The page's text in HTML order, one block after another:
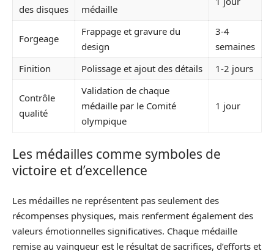
des disques
médaille
Forgeage
Frappage et gravure du
design
3-4
semaines
Finition
Polissage et ajout des détails 1-2 jours
Contrôle
qualité
Validation de chaque
médaille par le Comité
olympique
1 jour
Les médailles comme symboles de
victoire et d’excellence
Les médailles ne représentent pas seulement des
récompenses physiques, mais renferment également des
valeurs émotionnelles significatives. Chaque médaille
remise au vainqueur est le résultat de sacrifices, d’efforts et